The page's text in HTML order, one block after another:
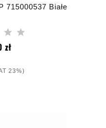
715000537 Białe
złCena
23%)